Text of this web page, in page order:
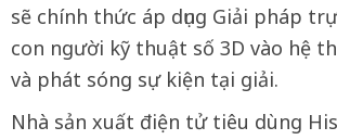
sẽ chính thức áp dụng Giải pháp
con người kỹ thuật số 3D vào hệ
và phát sóng sự kiện tại giải.
Nhà sản xuất điện tử tiêu dùng